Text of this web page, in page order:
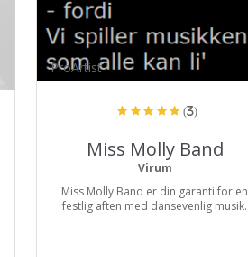
ProArtist
(3)
Miss Molly Band
Virum
Miss Molly Band er din garanti for en
festlig aften med dansevenlig musik.